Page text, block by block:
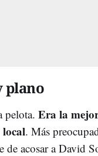
plano
pelota. Era la
. Más
de acosar a David